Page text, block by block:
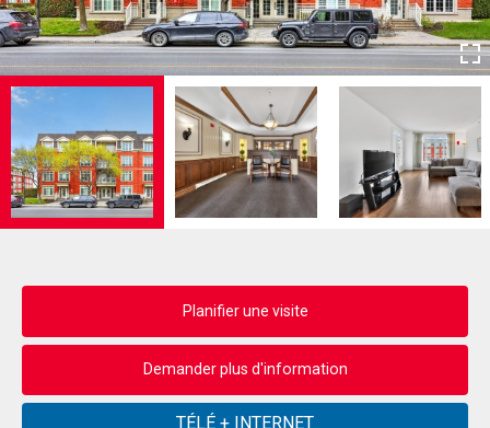
Planifier une visite
Demander plus d'information